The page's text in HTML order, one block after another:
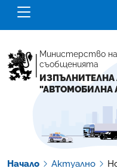
Министерство
съобщенията
ИЗПЪЛНИТЕЛНА
"АВТОМОБИЛНА
Начало Актуално